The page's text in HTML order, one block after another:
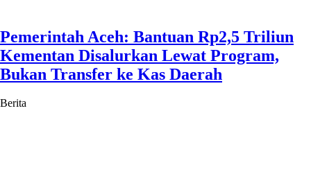
Pemerintah Aceh: Bantuan Rp2,5 Triliun
Kementan Disalurkan Lewat Program,
Bukan Transfer ke Kas Daerah
Berita